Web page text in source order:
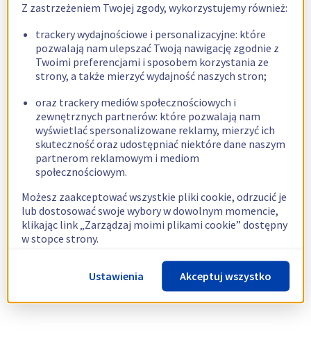
Z zastrzeżeniem Twojej zgody, wykorzystujemy również:
trackery wydajnościowe i personalizacyjne: które
pozwalają nam ulepszać Twoją nawigację zgodnie z
Twoimi preferencjami i sposobem korzystania ze
strony, a także mierzyć wydajność naszych stron;
oraz trackery mediów społecznościowych i
zewnętrznych partnerów: które pozwalają nam
wyświetlać spersonalizowane reklamy, mierzyć ich
skuteczność oraz udostępniać niektóre dane naszym
partnerom reklamowym i mediom
społecznościowym.
Możesz zaakceptować wszystkie pliki cookie, odrzucić je
lub dostosować swoje wybory w dowolnym momencie,
klikając link „Zarządzaj moimi plikami cookie” dostępny
w stopce strony.
Więcej informacji znajdziesz w naszejpolityce
dotyczącej wykorzystywania plików cookie.
Ustawienia Akceptuj wszystko